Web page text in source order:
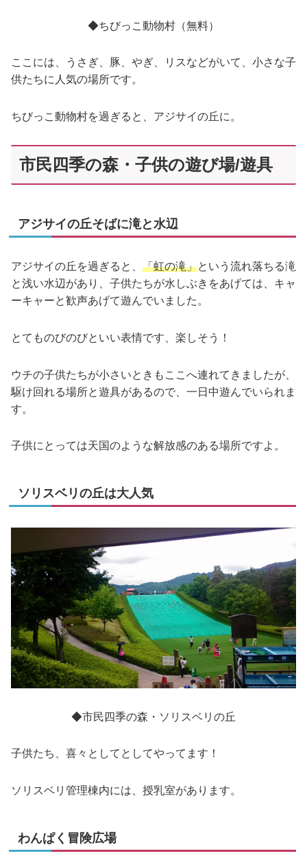
◆ちびっこ動物村（無料）
ここには、うさぎ、豚、やぎ、リスなどがいて、小さな子
供たちに人気の場所です。
ちびっこ動物村を過ぎると、アジサイの丘に。
市民四季の森・子供の遊び場/遊具
アジサイの丘そばに滝と水辺
アジサイの丘を過ぎると、 「虹の滝」という流れ落ちる滝
と浅い水辺があり、子供たちが水しぶきをあげては、キャ
ーキャーと歓声あげて遊んでいました。
とてものびのびといい表情です、楽しそう！
ウチの子供たちが小さいときもここへ連れてきましたが、
駆け回れる場所と遊具があるので、一日中遊んでいられま
す。
子供にとっては天国のような解放感のある場所ですよ。
ソリスベリの丘は大人気
◆市民四季の森・ソリスベリの丘
子供たち、喜々としてとしてやってます！
ソリスベリ管理棟内には、授乳室があります。
わんぱく冒険広場